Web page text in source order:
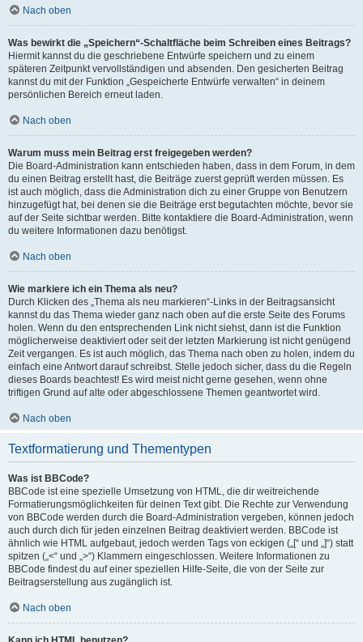
Nach oben
Was bewirkt die „Speichern“-Schaltfläche beim Schreiben eines Beitrags?
Hiermit kannst du die geschriebene Entwürfe speichern und zu einem
späteren Zeitpunkt vervollständigen und absenden. Den gesicherten Beitrag
kannst du mit der Funktion „Gespeicherte Entwürfe verwalten“ in deinem
persönlichen Bereich erneut laden.
Nach oben
Warum muss mein Beitrag erst freigegeben werden?
Die Board-Administration kann entschieden haben, dass in dem Forum, in dem
du einen Beitrag erstellt hast, die Beiträge zuerst geprüft werden müssen. Es
ist auch möglich, dass die Administration dich zu einer Gruppe von Benutzern
hinzugefügt hat, bei denen sie die Beiträge erst begutachten möchte, bevor sie
auf der Seite sichtbar werden. Bitte kontaktiere die Board-Administration, wenn
du weitere Informationen dazu benötigst.
Nach oben
Wie markiere ich ein Thema als neu?
Durch Klicken des „Thema als neu markieren“-Links in der Beitragsansicht
kannst du das Thema wieder ganz nach oben auf die erste Seite des Forums
holen. Wenn du den entsprechenden Link nicht siehst, dann ist die Funktion
möglicherweise deaktiviert oder seit der letzten Markierung ist nicht genügend
Zeit vergangen. Es ist auch möglich, das Thema nach oben zu holen, indem du
einfach eine Antwort darauf schreibst. Stelle jedoch sicher, dass du die Regeln
dieses Boards beachtest! Es wird meist nicht gerne gesehen, wenn ohne
triftigen Grund auf alte oder abgeschlossene Themen geantwortet wird.
Nach oben
Textformatierung und Thementypen
Was ist BBCode?
BBCode ist eine spezielle Umsetzung von HTML, die dir weitreichende
Formatierungsmöglichkeiten für deinen Text gibt. Die Rechte zur Verwendung
von BBCode werden durch die Board-Administration vergeben, können jedoch
auch durch dich für jeden einzelnen Beitrag deaktiviert werden. BBCode ist
ähnlich wie HTML aufgebaut, jedoch werden Tags von eckigen („[“ und „]“) statt
spitzen („<“ und „>“) Klammern eingeschlossen. Weitere Informationen zu
BBCode findest du auf einer speziellen Hilfe-Seite, die von der Seite zur
Beitragserstellung aus zugänglich ist.
Nach oben